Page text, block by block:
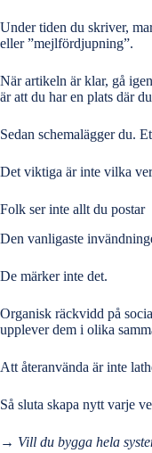
Under tiden du skriver,
eller ”mejlfördjupning”.
När artikeln är klar, gå
är att du har en plats där
Sedan schemalägger du.
Det viktiga är inte vilka
Folk ser inte allt du postar
Den vanligaste
De märker inte det.
Organisk räckvidd på
upplever dem i olika
Att återanvända är inte
Så sluta skapa nytt varje
→ Vill du bygga hela